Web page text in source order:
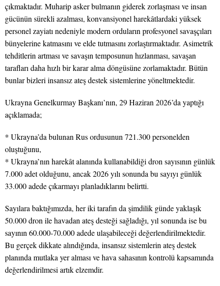
çıkmaktadır. Muharip asker bulmanın giderek zorlaşması ve insan
gücünün sürekli azalması, konvansiyonel harekâtlardaki yüksek
personel zayiatı nedeniyle modern orduların profesyonel savaşçıları
bünyelerine katmasını ve elde tutmasını zorlaştırmaktadır. Asimetrik
tehditlerin artması ve savaşın temposunun hızlanması, savaşan
tarafları daha hızlı bir karar alma döngüsüne zorlamaktadır. Bütün
bunlar bizleri insansız ateş destek sistemlerine yöneltmektedir.
Ukrayna Genelkurmay Başkanı’nın, 29 Haziran 2026’da yaptığı
açıklamada;
* Ukrayna’da bulunan Rus ordusunun 721.300 personelden
oluştuğunu,
* Ukrayna’nın harekât alanında kullanabildiği dron sayısının günlük
7.000 adet olduğunu, ancak 2026 yılı sonunda bu sayıyı günlük
33.000 adede çıkarmayı planladıklarını belirtti.
Sayılara baktığımızda, her iki tarafın da şimdilik günde yaklaşık
50.000 dron ile havadan ateş desteği sağladığı, yıl sonunda ise bu
sayının 60.000-70.000 adede ulaşabileceği değerlendirilmektedir.
Bu gerçek dikkate alındığında, insansız sistemlerin ateş destek
planında mutlaka yer alması ve hava sahasının kontrolü kapsamında
değerlendirilmesi artık elzemdir.